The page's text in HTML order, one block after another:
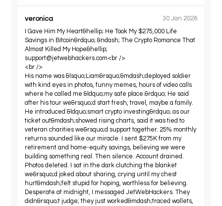
veronica
30 Jan 2026
I Gave Him My Heart&hellip; He Took My $275,000 Life
Savings in Bitcoin&rdquo; &ndash; The Crypto Romance That
Almost Killed My Hope&hellip;
support@jetwebhackers.com<br />
<br />
His name was &lsquo;Liam&rsquo;&mdash;deployed soldier
with kind eyes in photos, funny memes, hours of video calls
where he called me &ldquo;my safe place.&rdquo; He said
after his tour we&rsquo;d start fresh, travel, maybe a family.
He introduced &ldquo;smart crypto investing&rdquo; as our
ticket out&mdash;showed rising charts, said it was tied to
veteran charities we&rsquo;d support together. 25% monthly
returns sounded like our miracle. I sent $275K from my
retirement and home-equity savings, believing we were
building something real. Then silence. Account drained.
Photos deleted. I sat in the dark clutching the blanket
we&rsquo;d joked about sharing, crying until my chest
hurt&mdash;felt stupid for hoping, worthless for believing.
Desperate at midnight, I messaged JetWebHackers. They
didn&rsquo;t judge; they just worked&mdash;traced wallets,